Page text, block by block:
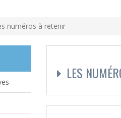
numéros à retenir
LES